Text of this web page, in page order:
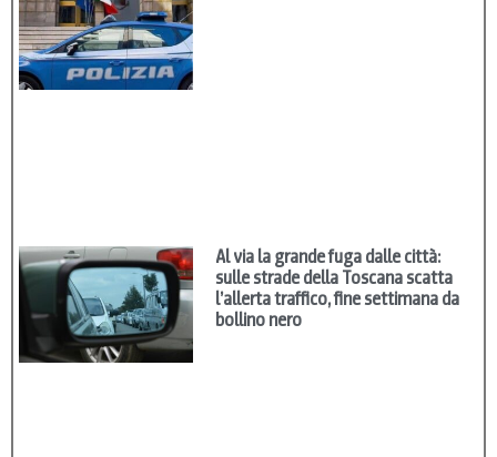
Al via la grande fuga dalle città:
sulle strade della Toscana scatta
l’allerta traffico, fine settimana da
bollino nero